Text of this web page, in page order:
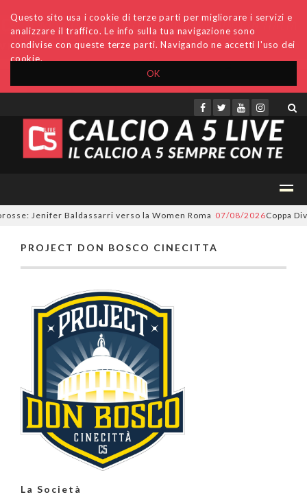
OK
Questo sito usa i cookie di terze parti per migliorare i servizi e
analizzare il traffico. Le info sulla tua navigazione sono
condivise con queste terze parti. Navigando ne accetti l'uso dei
cookie.
Accedi Archivio Invio comunicati Redazione
Jenifer Baldassarri verso la Women Roma 07/08/2026 Coppa
PROJECT DON BOSCO CINECITTA
La Società